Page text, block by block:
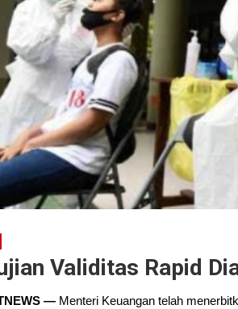
Validitas Rapid
— Menteri Keuangan telah